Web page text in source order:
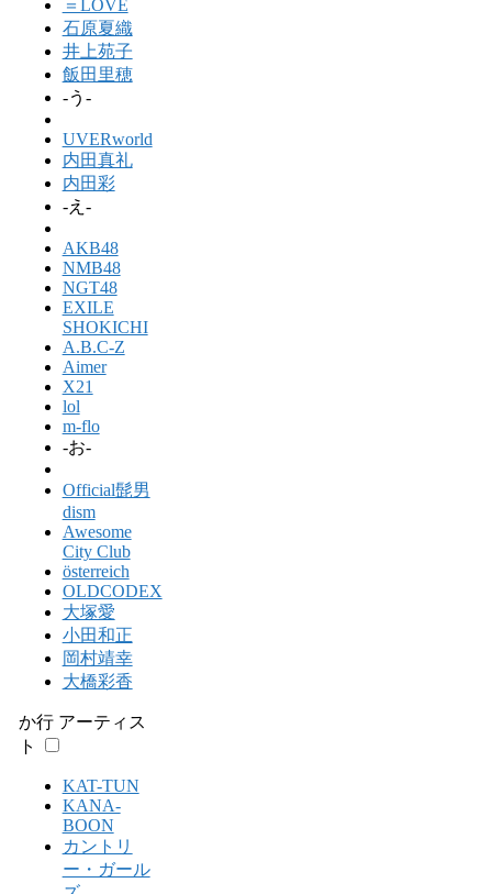
＝LOVE
石原夏織
井上苑子
飯田里穂
-う-
UVERworld
内田真礼
内田彩
-え-
AKB48
NMB48
NGT48
EXILE
SHOKICHI
A.B.C-Z
Aimer
X21
lol
m-flo
-お-
Official髭男
dism
Awesome
City Club
österreich
OLDCODEX
大塚愛
小田和正
岡村靖幸
大橋彩香
か行 アーティス
ト
KAT-TUN
KANA-
BOON
カントリ
ー・ガール